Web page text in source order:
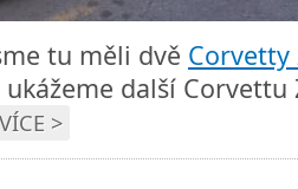
tu měli dvě Corvetty
ukážeme další
VÍCE >